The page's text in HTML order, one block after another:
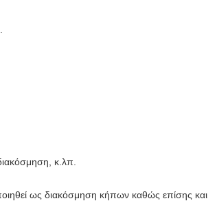
κ.λπ.
ως διακόσμηση κήπων καθώς επίσης και